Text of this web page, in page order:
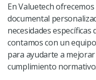
En Valuetech
documental
necesidades
contamos con un
para ayudarte a
cumplimiento normativo.